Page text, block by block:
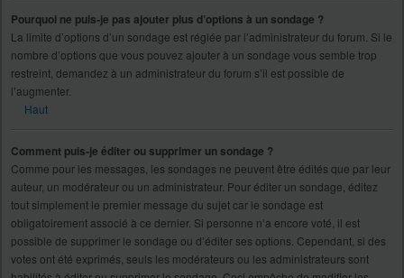
Pourquoi ne puis-je pas ajouter plus d’options à un sondage ?
La limite d’options d’un sondage est réglée par l’administrateur du forum. Si le
nombre d’options que vous pouvez ajouter à un sondage vous semble trop
restreint, demandez à un administrateur du forum s’il est possible de
l’augmenter.
Haut
Comment puis-je éditer ou supprimer un sondage ?
Comme pour les messages, les sondages ne peuvent être édités que par leur
auteur, un modérateur ou un administrateur. Pour éditer un sondage, éditez
tout simplement le premier message du sujet car le sondage est
obligatoirement associé à ce dernier. Si personne n’a encore voté, il est
possible de supprimer le sondage ou d’éditer ses options. Cependant, si des
votes ont été exprimés, seuls les modérateurs ou les administrateurs sont